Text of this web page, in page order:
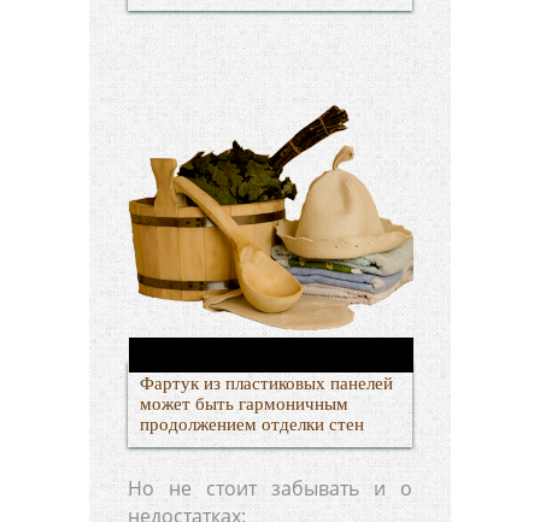
Фартук из пластиковых панелей
может быть гармоничным
продолжением отделки стен
Но не стоит забывать и о
недостатках: